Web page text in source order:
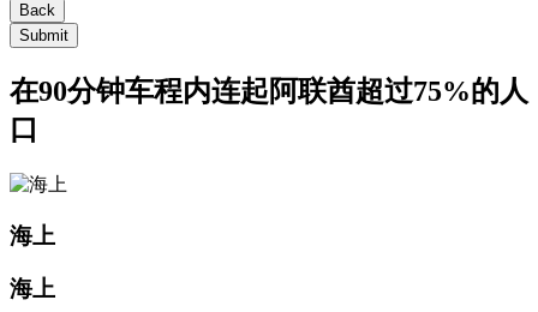
Back
在90分钟车程内连起阿联酋超过75%的人
口
海上
海上